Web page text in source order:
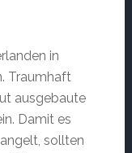
in
Traumhaft
ausgebaute
Damit es
sollten